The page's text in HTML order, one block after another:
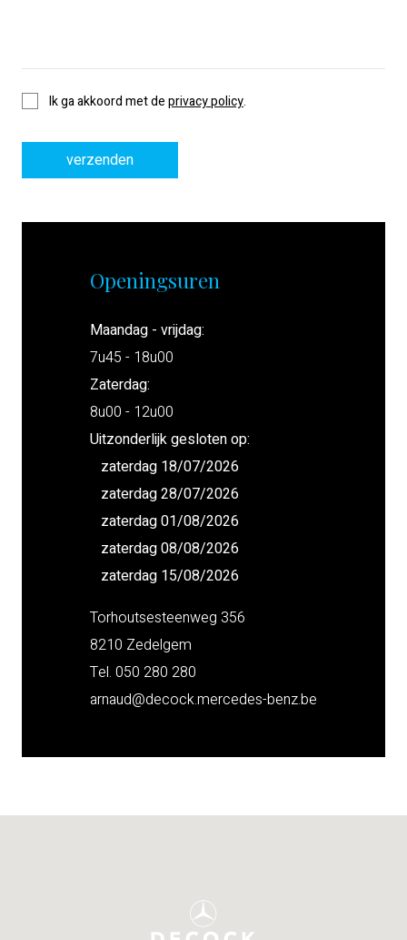
Openingsuren
Maandag - vrijdag:
7u45 - 18u00
Zaterdag:
8u00 - 12u00
Uitzonderlijk gesloten op:
zaterdag 18/07/2026
zaterdag 28/07/2026
zaterdag 01/08/2026
zaterdag 08/08/2026
zaterdag 15/08/2026
Torhoutsesteenweg 356
8210 Zedelgem
Tel. 050 280 280
arnaud@decock.mercedes-benz.be
Privacy
Ik ga akkoord met deprivacy policy.